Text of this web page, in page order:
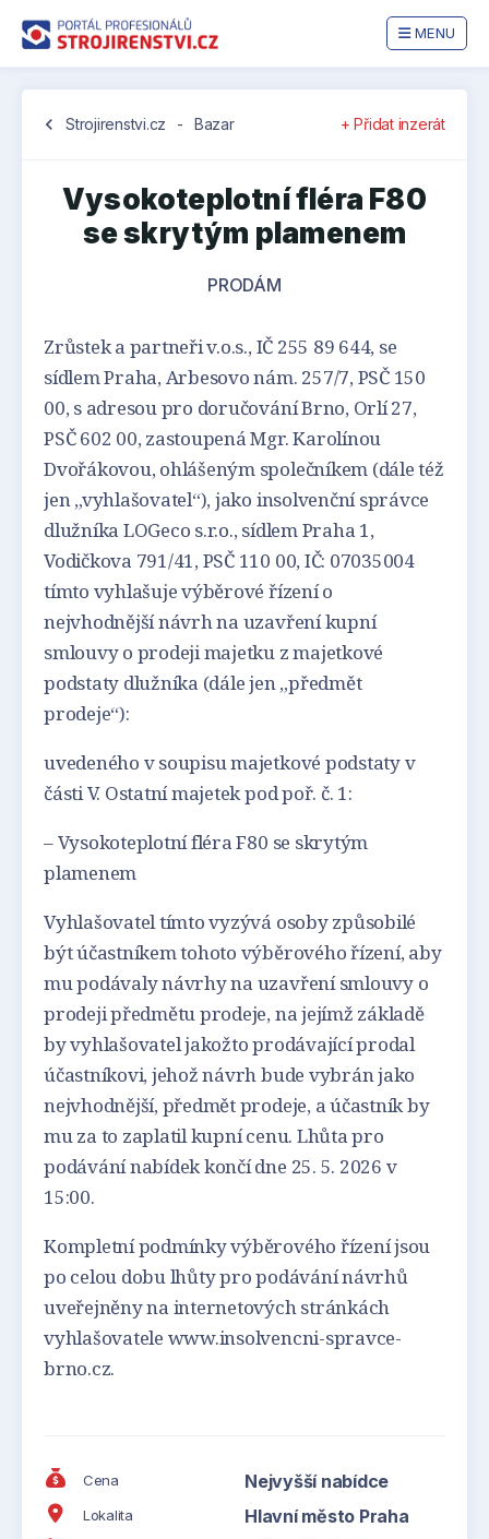
MENU
chevron_left Strojirenstvi.cz - Bazar + Přidat inzerát
Vysokoteplotní fléra F80
se skrytým plamenem
PRODÁM
Zrůstek a partneři v.o.s., IČ 255 89 644, se
sídlem Praha, Arbesovo nám. 257/7, PSČ 150
00, s adresou pro doručování Brno, Orlí 27,
PSČ 602 00, zastoupená Mgr. Karolínou
Dvořákovou, ohlášeným společníkem (dále též
jen „vyhlašovatel“), jako insolvenční správce
dlužníka LOGeco s.r.o., sídlem Praha 1,
Vodičkova 791/41, PSČ 110 00, IČ: 07035004
tímto vyhlašuje výběrové řízení o
nejvhodnější návrh na uzavření kupní
smlouvy o prodeji majetku z majetkové
podstaty dlužníka (dále jen „předmět
prodeje“):
uvedeného v soupisu majetkové podstaty v
části V. Ostatní majetek pod poř. č. 1:
– Vysokoteplotní fléra F80 se skrytým
plamenem
Vyhlašovatel tímto vyzývá osoby způsobilé
být účastníkem tohoto výběrového řízení, aby
mu podávaly návrhy na uzavření smlouvy o
prodeji předmětu prodeje, na jejímž základě
by vyhlašovatel jakožto prodávající prodal
účastníkovi, jehož návrh bude vybrán jako
nejvhodnější, předmět prodeje, a účastník by
mu za to zaplatil kupní cenu. Lhůta pro
podávání nabídek končí dne 25. 5. 2026 v
15:00.
Kompletní podmínky výběrového řízení jsou
po celou dobu lhůty pro podávání návrhů
uveřejněny na internetových stránkách
vyhlašovatele www.insolvencni-spravce-
brno.cz.
Cena Nejvyšší nabídce
Lokalita Hlavní město Praha